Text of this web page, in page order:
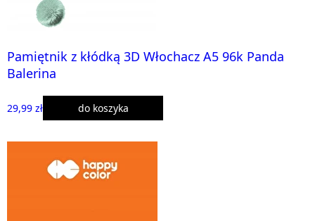
Pamiętnik z kłódką 3D Włochacz A5 96k Panda
Balerina
29,99 zł do koszyka